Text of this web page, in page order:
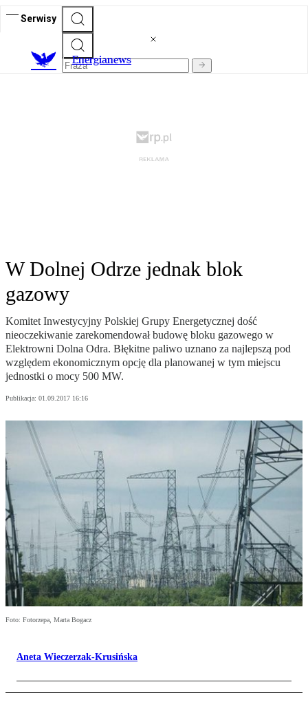
Serwisy
Energianews
W Dolnej Odrze jednak blok
gazowy
Komitet Inwestycyjny Polskiej Grupy Energetycznej dość
nieoczekiwanie zarekomendował budowę bloku gazowego w
Elektrowni Dolna Odra. Błękitne paliwo uznano za najlepszą pod
względem ekonomicznym opcję dla planowanej w tym miejscu
jednostki o mocy 500 MW.
Publikacja: 01.09.2017 16:16
Foto: Fotorzepa, Marta Bogacz
Aneta Wieczerzak-Krusińska